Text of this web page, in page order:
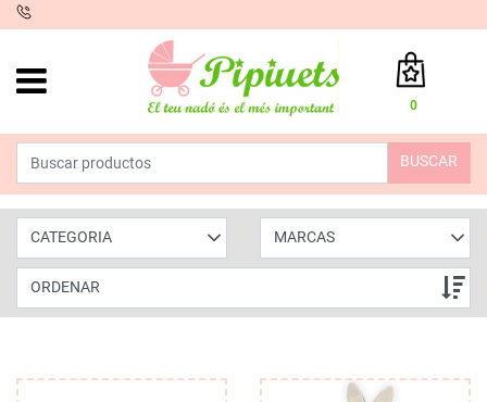
0
Total:
0,00 €
VER CESTA
BUSCAR
CATEGORIA MARCAS
ORDENAR